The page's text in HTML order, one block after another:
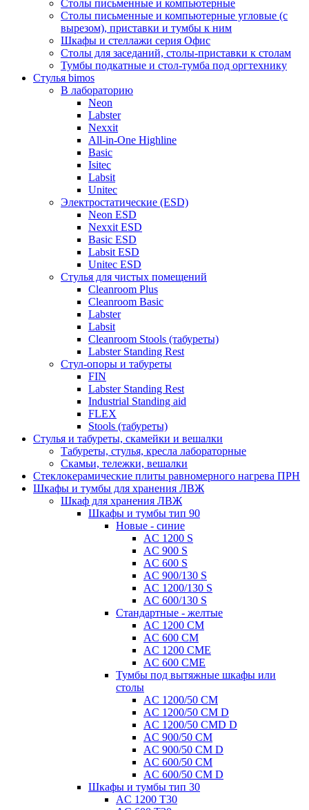
Столы письменные и компьютерные
Столы письменные и компьютерные угловые (с
вырезом), приставки и тумбы к ним
Шкафы и стеллажи серия Офис
Столы для заседаний, столы-приставки к столам
Тумбы подкатные и стол-тумба под оргтехнику
Стулья bimos
В лабораторию
Neon
Labster
Nexxit
All-in-One Highline
Basic
Isitec
Labsit
Unitec
Электростатические (ESD)
Neon ESD
Nexxit ESD
Basic ESD
Labsit ESD
Unitec ESD
Стулья для чистых помещений
Cleanroom Plus
Cleanroom Basic
Labster
Labsit
Cleanroom Stools (табуреты)
Labster Standing Rest
Стул-опоры и табуреты
FIN
Labster Standing Rest
Industrial Standing aid
FLEX
Stools (табуреты)
Стулья и табуреты, скамейки и вешалки
Табуреты, стулья, кресла лабораторные
Скамьи, тележки, вешалки
Стеклокерамические плиты равномерного нагрева ПРН
Шкафы и тумбы для хранения ЛВЖ
Шкаф для хранения ЛВЖ
Шкафы и тумбы тип 90
Новые - синие
AC 1200 S
AC 900 S
AC 600 S
AC 900/130 S
AC 1200/130 S
AC 600/130 S
Стандартные - желтые
AC 1200 CM
AC 600 CM
AC 1200 CME
AC 600 CME
Тумбы под вытяжные шкафы или
столы
AC 1200/50 CM
AC 1200/50 CM D
AC 1200/50 CMD D
AC 900/50 CM
AC 900/50 CM D
AC 600/50 CM
AC 600/50 CM D
Шкафы и тумбы тип 30
AC 1200 T30